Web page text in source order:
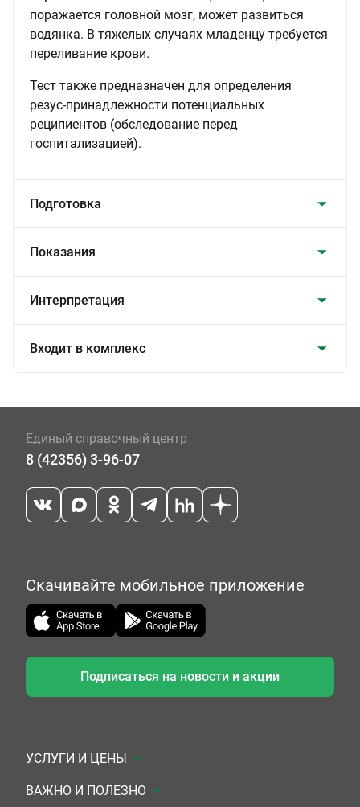
поражается головной мозг, может развиться
водянка. В тяжелых случаях младенцу требуется
переливание крови.
Тест также предназначен для определения
резус-принадлежности потенциальных
реципиентов (обследование перед
госпитализацией).
Подготовка
Показания
Интерпретация
Входит в комплекс
Единый справочный центр
8 (42356) 3-96-07
Скачивайте мобильное приложение
Подписаться на новости и акции
УСЛУГИ И ЦЕНЫ
Анализы
ВАЖНО И ПОЛЕЗНО